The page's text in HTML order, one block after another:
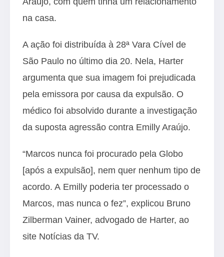
na casa.
A ação foi distribuída à 28ª Vara Cível de
São Paulo no último dia 20. Nela, Harter
argumenta que sua imagem foi prejudicada
pela emissora por causa da expulsão. O
médico foi absolvido durante a investigação
da suposta agressão contra Emilly Araújo.
“Marcos nunca foi procurado pela Globo
[após a expulsão], nem quer nenhum tipo de
acordo. A Emilly poderia ter processado o
Marcos, mas nunca o fez”, explicou Bruno
Zilberman Vainer, advogado de Harter, ao
site Notícias da TV.